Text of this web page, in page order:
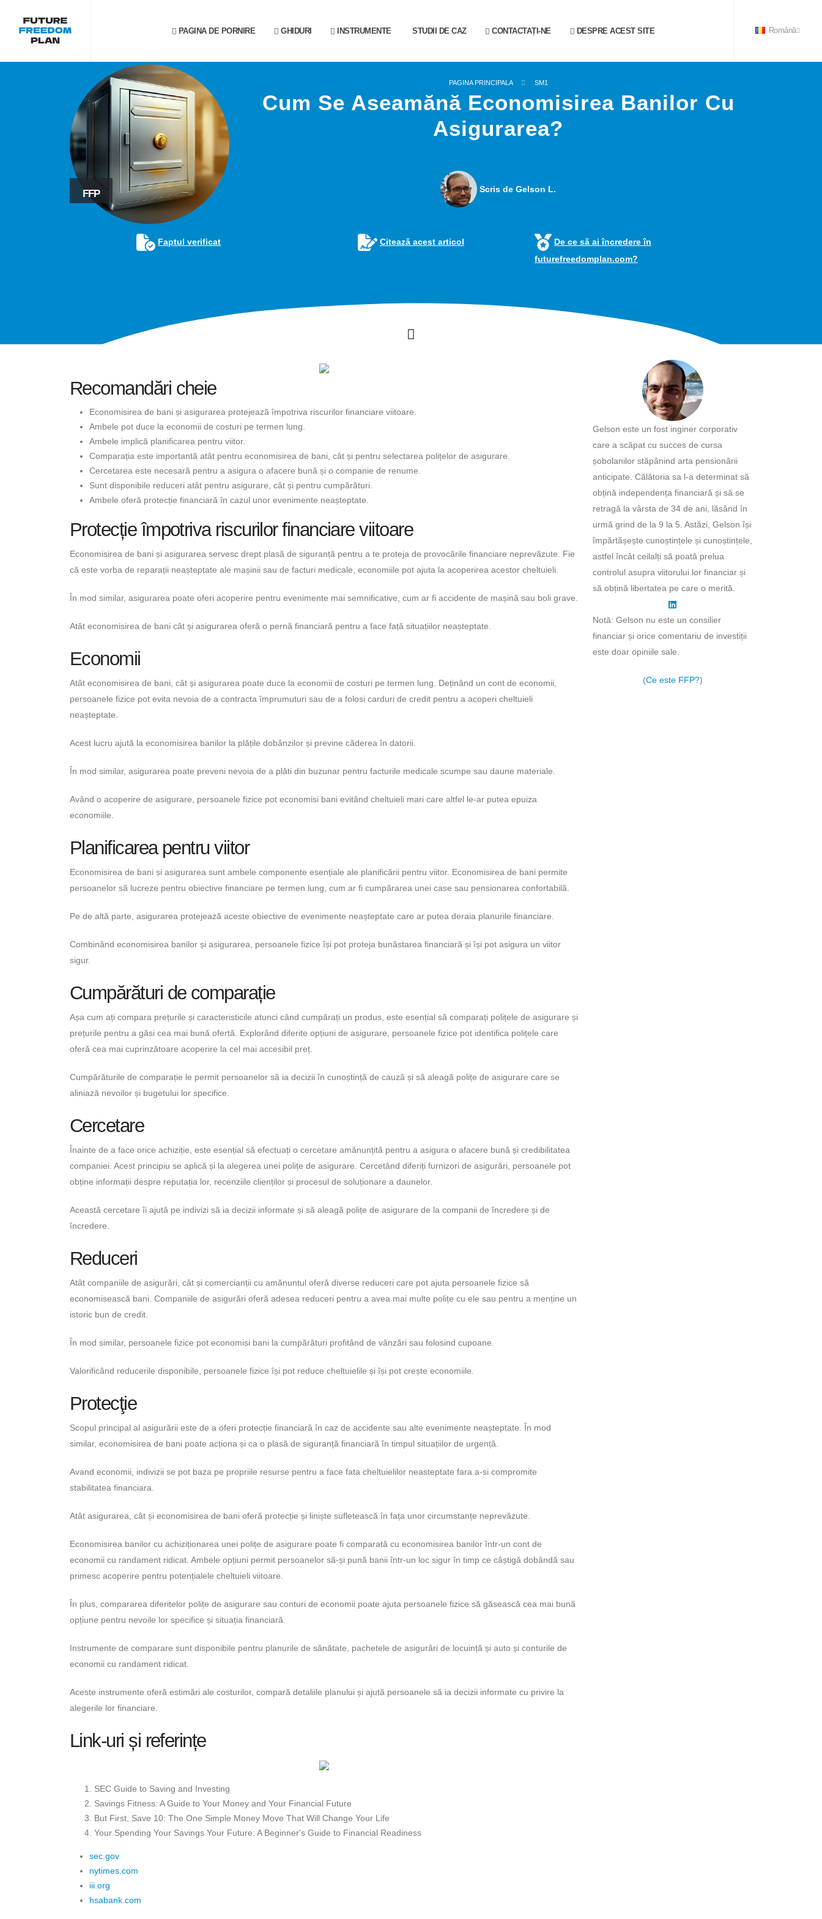
PAGINA DE PORNIRE GHIDURI INSTRUMENTE STUDII DE CAZ CONTACTAȚI-NE DESPRE ACEST SITE Română
FFP
PAGINA PRINCIPALA SM1
Cum Se Aseamănă Economisirea Banilor Cu
Asigurarea?
Scris de Gelson L.
Faptul verificat Citează acest articol
De ce să ai încredere în
futurefreedomplan.com?
Recomandări cheie
Economisirea de bani și asigurarea protejează împotriva riscurilor financiare viitoare.
Ambele pot duce la economii de costuri pe termen lung.
Ambele implică planificarea pentru viitor.
Comparația este importantă atât pentru economisirea de bani, cât și pentru selectarea polițelor de asigurare.
Cercetarea este necesară pentru a asigura o afacere bună și o companie de renume.
Sunt disponibile reduceri atât pentru asigurare, cât și pentru cumpărături.
Ambele oferă protecție financiară în cazul unor evenimente neașteptate.
Protecție împotriva riscurilor financiare viitoare
Economisirea de bani și asigurarea servesc drept plasă de siguranță pentru a te proteja de provocările financiare neprevăzute. Fie
că este vorba de reparații neașteptate ale mașinii sau de facturi medicale, economiile pot ajuta la acoperirea acestor cheltuieli.
În mod similar, asigurarea poate oferi acoperire pentru evenimente mai semnificative, cum ar fi accidente de mașină sau boli grave.
Atât economisirea de bani cât și asigurarea oferă o pernă financiară pentru a face față situațiilor neașteptate.
Economii
Atât economisirea de bani, cât și asigurarea poate duce la economii de costuri pe termen lung. Deținând un cont de economii,
persoanele fizice pot evita nevoia de a contracta împrumuturi sau de a folosi carduri de credit pentru a acoperi cheltuieli
neașteptate.
Acest lucru ajută la economisirea banilor la plățile dobânzilor și previne căderea în datorii.
În mod similar, asigurarea poate preveni nevoia de a plăti din buzunar pentru facturile medicale scumpe sau daune materiale.
Având o acoperire de asigurare, persoanele fizice pot economisi bani evitând cheltuieli mari care altfel le-ar putea epuiza
economiile.
Planificarea pentru viitor
Economisirea de bani și asigurarea sunt ambele componente esențiale ale planificării pentru viitor. Economisirea de bani permite
persoanelor să lucreze pentru obiective financiare pe termen lung, cum ar fi cumpărarea unei case sau pensionarea confortabilă.
Pe de altă parte, asigurarea protejează aceste obiective de evenimente neașteptate care ar putea deraia planurile financiare.
Combinând economisirea banilor și asigurarea, persoanele fizice își pot proteja bunăstarea financiară și își pot asigura un viitor
sigur.
Cumpărături de comparație
Așa cum ați compara prețurile și caracteristicile atunci când cumpărați un produs, este esențial să comparați polițele de asigurare și
prețurile pentru a găsi cea mai bună ofertă. Explorând diferite opțiuni de asigurare, persoanele fizice pot identifica polițele care
oferă cea mai cuprinzătoare acoperire la cel mai accesibil preț.
Cumpărăturile de comparație le permit persoanelor să ia decizii în cunoștință de cauză și să aleagă polițe de asigurare care se
aliniază nevoilor și bugetului lor specifice.
Cercetare
Înainte de a face orice achiziție, este esențial să efectuați o cercetare amănunțită pentru a asigura o afacere bună și credibilitatea
companiei. Acest principiu se aplică și la alegerea unei polițe de asigurare. Cercetând diferiți furnizori de asigurări, persoanele pot
obține informații despre reputația lor, recenziile clienților și procesul de soluționare a daunelor.
Această cercetare îi ajută pe indivizi să ia decizii informate și să aleagă polițe de asigurare de la companii de încredere și de
încredere.
Reduceri
Atât companiile de asigurări, cât și comercianții cu amănuntul oferă diverse reduceri care pot ajuta persoanele fizice să
economisească bani. Companiile de asigurări oferă adesea reduceri pentru a avea mai multe polițe cu ele sau pentru a menține un
istoric bun de credit.
În mod similar, persoanele fizice pot economisi bani la cumpărături profitând de vânzări sau folosind cupoane.
Valorificând reducerile disponibile, persoanele fizice își pot reduce cheltuielile și își pot crește economiile.
Protecţie
Scopul principal al asigurării este de a oferi protecție financiară în caz de accidente sau alte evenimente neașteptate. În mod
similar, economisirea de bani poate acționa și ca o plasă de siguranță financiară în timpul situațiilor de urgență.
Avand economii, indivizii se pot baza pe propriile resurse pentru a face fata cheltuielilor neasteptate fara a-si compromite
stabilitatea financiara.
Atât asigurarea, cât și economisirea de bani oferă protecție și liniște sufletească în fața unor circumstanțe neprevăzute.
Economisirea banilor cu achiziționarea unei polițe de asigurare poate fi comparată cu economisirea banilor într-un cont de
economii cu randament ridicat. Ambele opțiuni permit persoanelor să-și pună banii într-un loc sigur în timp ce câștigă dobândă sau
primesc acoperire pentru potențialele cheltuieli viitoare.
În plus, compararea diferitelor polițe de asigurare sau conturi de economii poate ajuta persoanele fizice să găsească cea mai bună
opțiune pentru nevoile lor specifice și situația financiară.
Instrumente de comparare sunt disponibile pentru planurile de sănătate, pachetele de asigurări de locuință și auto și conturile de
economii cu randament ridicat.
Aceste instrumente oferă estimări ale costurilor, compară detaliile planului și ajută persoanele să ia decizii informate cu privire la
alegerile lor financiare.
Link-uri și referințe
SEC Guide to Saving and Investing
Savings Fitness: A Guide to Your Money and Your Financial Future
But First, Save 10: The One Simple Money Move That Will Change Your Life
Your Spending Your Savings Your Future: A Beginner's Guide to Financial Readiness
sec.gov
nytimes.com
iii.org
hsabank.com
Gelson este un fost inginer corporativ
care a scăpat cu succes de cursa
șobolanilor stăpânind arta pensionării
anticipate. Călătoria sa l-a determinat să
obțină independența financiară și să se
retragă la vârsta de 34 de ani, lăsând în
urmă grind de la 9 la 5. Astăzi, Gelson își
împărtășește cunoștințele și cunoștințele,
astfel încât ceilalți să poată prelua
controlul asupra viitorului lor financiar și
să obțină libertatea pe care o merită.
Notă: Gelson nu este un consilier
financiar și orice comentariu de investiții
este doar opiniile sale.
(Ce este FFP?)